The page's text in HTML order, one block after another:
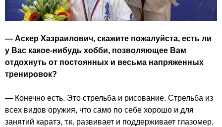
— Аскер Хазраилович, скажите пожалуйста, есть ли
у Вас какое-нибудь хобби, позволяющее Вам
отдохнуть от постоянных и весьма напряженных
тренировок?
— Конечно есть. Это стрельба и рисование. Стрельба из
всех видов оружия, что само по себе хорошо и для
занятий каратэ, т.к. развивает и поддерживает глазомер,